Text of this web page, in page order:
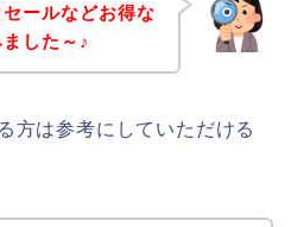
ールなどお得な
した～♪
方は参考にしていただける